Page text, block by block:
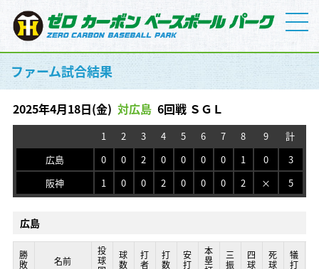
ファーム試合結果
2025年4月18日(金) 対広島 6回戦 ＳＧＬ
1 2 3 4 5 6 7 8 9
計
広島
0 0 2 0 0 0 0 1 0
3
阪神
1 0 0 2 0 0 0 2 × 5
広島
勝敗 名前 投球回 球数 打者 打数 安打 本塁打 三振 四球 死球 犠打
勝敗 名前 投球回 球数 打者 打数 安打 本塁打 三振 四球 死球 犠打
勝敗 名前 投球回 球数 打者 打数 安打 本塁打 三振 四球 死球 犠打
勝敗 名前 投球回 球数 打者 打数 安打 本塁打 三振 四球 死球 犠打